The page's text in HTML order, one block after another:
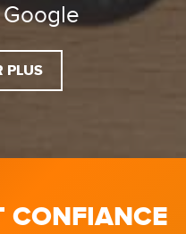
PLUS
CONFIANCE